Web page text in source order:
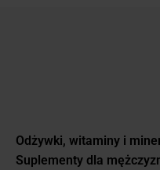
Odżywki, witaminy i
Suplementy dla